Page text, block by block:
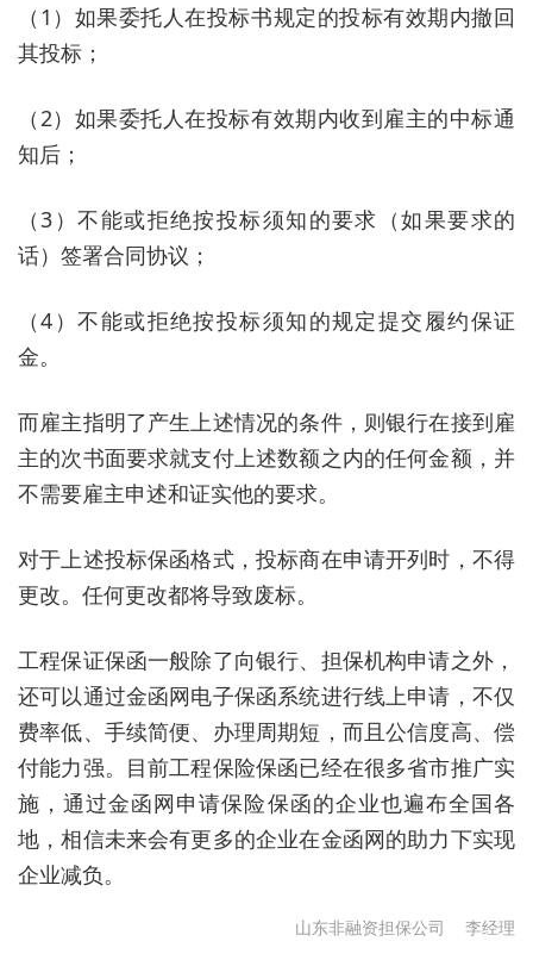
（1）如果委托人在投标书规定的投标有效期内撤回
其投标；
（2）如果委托人在投标有效期内收到雇主的中标通
知后；
（3）不能或拒绝按投标须知的要求（如果要求的
话）签署合同协议；
（4）不能或拒绝按投标须知的规定提交履约保证
金。
而雇主指明了产生上述情况的条件，则银行在接到雇
主的次书面要求就支付上述数额之内的任何金额，并
不需要雇主申述和证实他的要求。
对于上述投标保函格式，投标商在申请开列时，不得
更改。任何更改都将导致废标。
工程保证保函一般除了向银行、担保机构申请之外，
还可以通过金函网电子保函系统进行线上申请，不仅
费率低、手续简便、办理周期短，而且公信度高、偿
付能力强。目前工程保险保函已经在很多省市推广实
施，通过金函网申请保险保函的企业也遍布全国各
地，相信未来会有更多的企业在金函网的助力下实现
企业减负。
山东非融资担保公司 李经理